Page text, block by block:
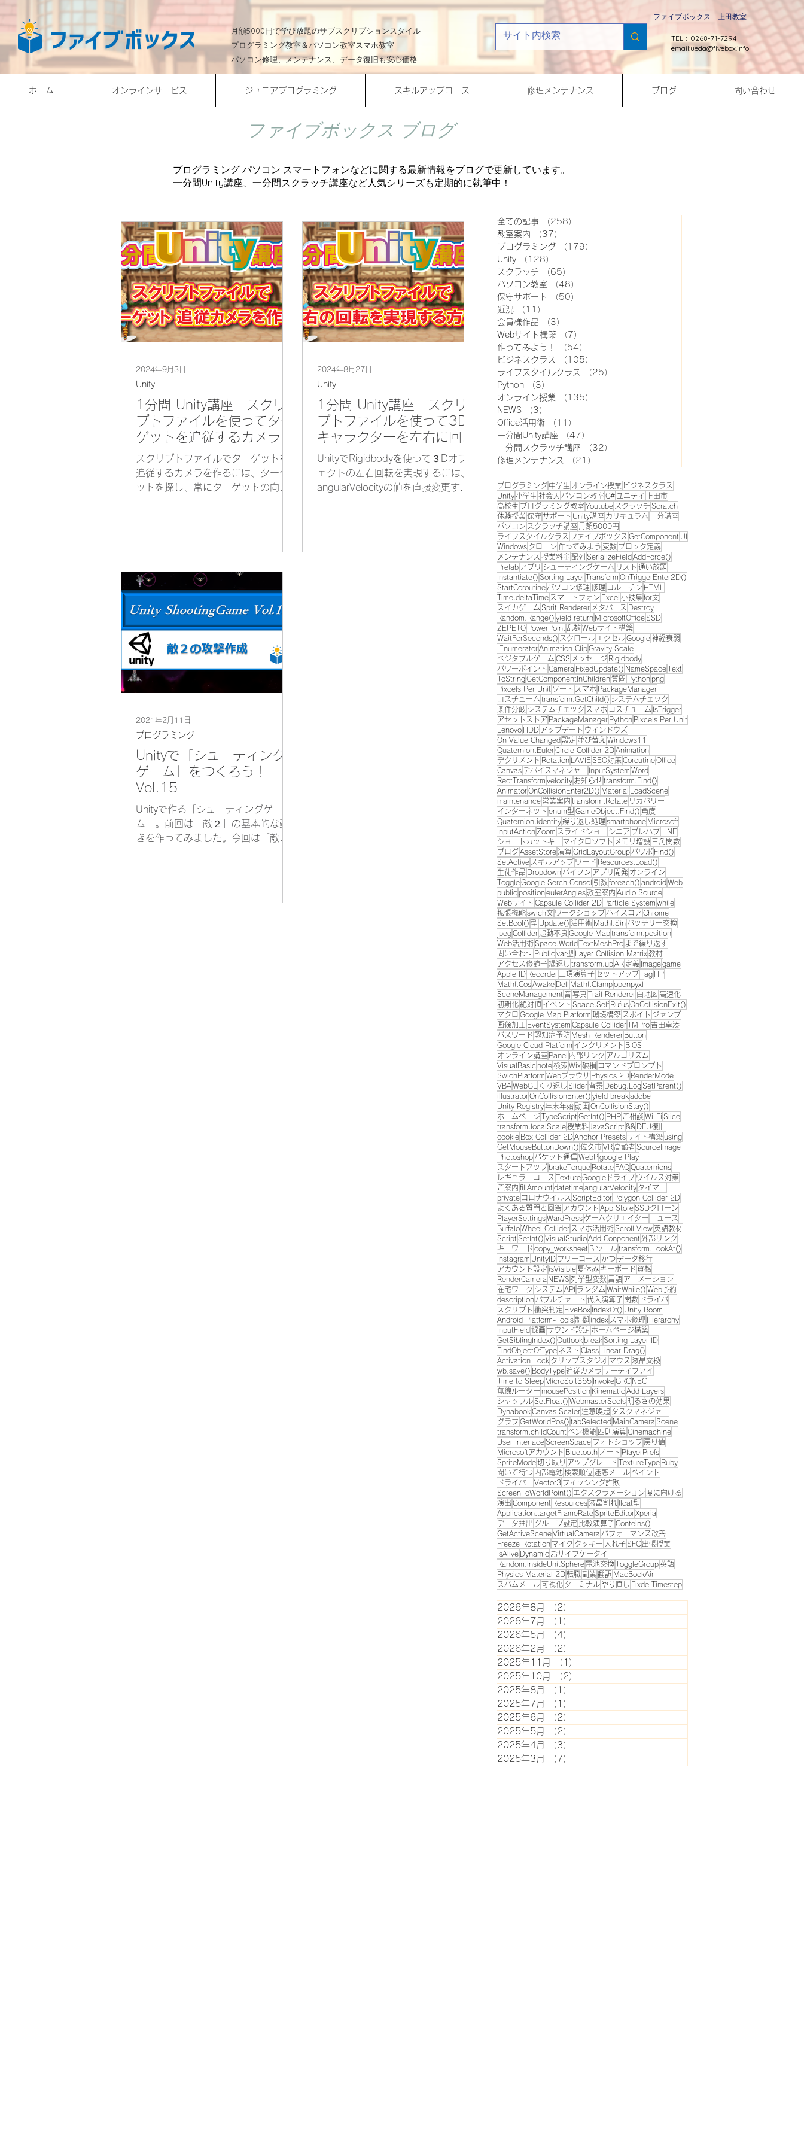
​月額5000円で学び放題のサブスクリプションスタイル
プログラミング教室＆パソコン教室スマホ教室
パソコン修理、メンテナンス、データ復旧も安心価格
TEL：0268-71-7294
email:ueda@fivebox.info
ファイブボックス 上田教室
ホーム オンラインサービス ジュニアプログラミング スキルアップコース 修理メンテナンス ブログ 問い合わせ
ファイブボックス ブログ
プログラミング パソコン スマートフォンなどに関する最新情報をブログで更新しています。
​一分間Unity講座、一分間スクラッチ講座など人気シリーズも定期的に執筆中！
1分間 Unity講座 スクリ
プトファイルを使ってター
ゲットを追従するカメラを
作成する方法(3D編）
スクリプトファイルでターゲットを
追従するカメラを作るには、ターゲ
ットを探し、常にターゲットの向い
Unity
2024年9月3日
1分間 Unity講座 スクリ
プトファイルを使って3D
キャラクターを左右に回転
させる方法
UnityでRigidbodyを使って３Dオブジ
ェクトの左右回転を実現するには、
angularVelocityの値を直接変更する
Unity
2024年8月27日
Unityで「シューティング
ゲーム」をつくろう！
Vol.15
Unityで作る「シューティングゲー
ム」。前回は「敵２」の基本的な動
きを作ってみました。今回は「敵
プログラミング
2021年2月11日
全ての記事 （258）
教室案内
（37）
プログラミング
（179）
Unity
（128）
スクラッチ
（65）
パソコン教室
（48）
保守サポート
（50）
近況
（11）
会員様作品
（3）
Webサイト構築
（7）
作ってみよう！
（54）
ビジネスクラス
（105）
ライフスタイルクラス
（25）
Python
（3）
オンライン授業
（135）
NEWS
（3）
Office活用術
（11）
一分間Unity講座
（47）
一分間スクラッチ講座
（32）
修理メンテナンス
（21）
プログラミング 中学生 オンライン授業 ビジネスクラス
Unity小学生 社会人 パソコン教室 C# ユニティ
上田市
高校生 プログラミング教室 Youtube スクラッチ Scratch
体験授業 保守 サポート Unity講座 カリキュラム 一分講座
パソコン スクラッチ講座 月額5000円
ライフスタイルクラス ファイブボックス GetComponent UI
Windows クローン作ってみよう 変数 ブロック定義
メンテナンス 授業料金 配列 SerializeField AddForce()
Prefab アプリ シューティングゲーム リスト 通い放題
Instantiate() Sorting LayerTransform OnTriggerEnter2D()
StartCoroutine パソコン修理 修理 コルーチン HTML
Time.deltaTime スマートフォン Excel 小技集 for文
スイカゲーム Sprit Renderer メタバース Destroy
Random.Range() yield return MicrosoftOfficeSSD
ZEPETO PowerPoint 乱数Webサイト構築
WaitForSeconds() スクロール エクセルGoogle 神経衰弱
IEnumeratorAnimation ClipGravity Scale
ベジタブルゲーム CSS メッセージ Rigidbody
パワーポイント Camera FixedUpdate() NameSpaceText
ToStringGetComponentInChildren質問 Python png
Pixcels Per Unit ソート スマホ PackageManager
コスチューム transform.GetChild() システムチェック
条件分岐 システムチェック スマホ コスチューム IsTrigger
アセットストア PackageManager Python Pixcels Per Unit
Lenovo HDD アップデート ウィンドウズ
On Value Changed 設定 並び替え Windows11
Quaternion.EulerCircle Collider 2DAnimation
デクリメント Rotation LAVIE SEO対策 CoroutineOffice
Canvas デバイスマネジャー InputSystem Word
RectTransform velocity お知らせtransform.Find()
AnimatorOnCollisionEnter2D() Material LoadScene
maintenance 営業案内 transform.Rotate リカバリー
インターネット enum型 GameObject.Find() 角度
Quaternion.identity繰り返し処理 smartphone Microsoft
InputAction Zoom スライドショー シニア プレハブ LINE
ショートカットキー マイクロソフト メモリ増設 三角関数
ブログAssetStore演算 GridLayoutGroup パワポ Find()
SetActive スキルアップ ワード Resources.Load()
生徒作品 Dropdown パイソン アプリ開発 オンライン
ToggleGoogle Serch Consol 引数foreach() android Web
public positioneulerAngles教室案内 Audio Source
Webサイト Capsule Collider 2D Particle System while
拡張機能swich文 ワークショップ ハイスコア Chrome
SetBool() 型 Update() 活用術 Mathf.Sin バッテリー交換
jpegCollider 起動不良 Google Maptransform.position
Web活用術Space.World TextMeshPro まで繰り返す
問い合わせ Public var型 Layer Collision Matrix教材
アクセス修飾子繰返し transform.upAR 定義 Imagegame
Apple ID Recorder 三項演算子セットアップTag HP
Mathf.CosAwake Dell Mathf.Clampopenpyxl
SceneManagement 音写真 Trail Renderer 白地図 高速化
初期化絶対値 イベント Space.Self RufusOnCollisionExit()
マクロ Google Map Platform 環境構築 スポイト ジャンプ
画像加工 EventSystem Capsule ColliderTMPro 吉田卓湊
パスワード 認知症予防 Mesh Renderer Button
Google Cloud Platform インクリメント BIOS
オンライン講座 Panel 内部リンク アルゴリズム
VisualBasic note検索 Wix破損 コマンドプロンプト
SwichPlatform Webブラウザ Physics 2D RenderMode
VBA WebGL くり返し Slider背景 Debug.LogSetParent()
illustratorOnCollisionEnter() yield breakadobe
Unity Registry年末年始動画 OnCollisionStay()
ホームページTypeScript GetInt() PHP ご相談 Wi-Fi Slice
transform.localScale授業料 JavaScript && DFU復旧
cookie Box Collider 2DAnchor Presetsサイト構築 using
GetMouseButtonDown() 佐久市VR 高齢者 SourceImage
Photoshop パケット通信WebPgoogle Play
スタートアップ brakeTorque Rotate FAQQuaternions
レギュラーコース TextureGoogleドライブ ウイルス対策
ご案内 fillAmount datetimeangularVelocity タイマー
private コロナウイルス ScriptEditor Polygon Collider 2D
よくある質問と回答 アカウント App StoreSSDクローン
PlayerSettingsWardPress ゲームクリエイター ニュース
BuffaloWheel Collider スマホ活用術Scroll View英語教材
Script SetInt() VisualStudioAdd Conponent 外部リンク
キーワード copy_worksheet BIツールtransform.LookAt()
Instagram UnityID フリーコース かつ データ移行
アカウント設定 isVisible 夏休み キーボード 資格
RenderCamera NEWS 列挙型変数言語 アニメーション
在宅ワーク システム API ランダム WaitWhile() Web予約
description バブルチャート 代入演算子 関数 ドライバ
スクリプト 衝突判定 FiveBox IndexOf() Unity Room
Android Platform-Tools制御 index スマホ修理 Hierarchy
InputField 録画 サウンド設定 ホームページ構築
GetSiblingIndex() Outlook breakSorting Layer ID
FindObjectOfType ネスト Class Linear Drag()
Activation Lock クリップスタジオ マウス 液晶交換
wb.save() BodyType追従カメラ サーティファイ
Time to Sleep MicroSoft365 InvokeGRC NEC
無線ルーター mousePosition Kinematic Add Layers
シャッフルSetFloat() WebmasterSools 明るさの効果
DynabookCanvas Scaler 注意喚起 タスクマネジャー
グラフ GetWorldPos() tabSelected MainCamera Scene
transform.childCount ペン機能 四則演算 Cinemachine
User InterfaceScreenSpace フォトショップ 戻り値
Microsoftアカウント Bluetooth ノート PlayerPrefs
SpriteMode切り取り アップグレード TextureType Ruby
聞いて待つ 内部電池 検索順位 迷惑メール ペイント
ドライバー Vector3 フィッシング詐欺
ScreenToWorldPoint() エクスクラメーション 度に向ける
演出 Component Resources 液晶割れ float型
Application.targetFrameRateSpriteEditorXperia
データ抽出 グループ設定 比較演算子Conteins()
GetActiveSceneVirtualCamera パフォーマンス改善
Freeze Rotationマイク クッキー 入れ子SFC 出張授業
IsAlive Dynamic おサイフケータイ
Random.insideUnitSphere 電池交換ToggleGroup英語
Physics Material 2D転職副業 翻訳 MacBookAir
スパムメール可視化 ターミナルやり直し Fixde Timestep
2026年8月 （2）
2026年7月
（1）
2026年5月
（4）
2026年2月
（2）
2025年11月
（1）
2025年10月
（2）
2025年8月
（1）
2025年7月
（1）
2025年6月
（2）
2025年5月
（2）
2025年4月
（3）
2025年3月
（7）